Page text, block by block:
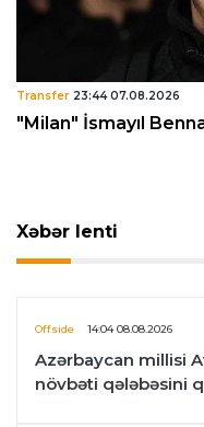
Transfer 23:44 07.08.2026
"Milan" İsmayıl
Xəbər lenti
Offside 14:04 08.08.2026
Azərbaycan millisi
növbəti qələbəsini